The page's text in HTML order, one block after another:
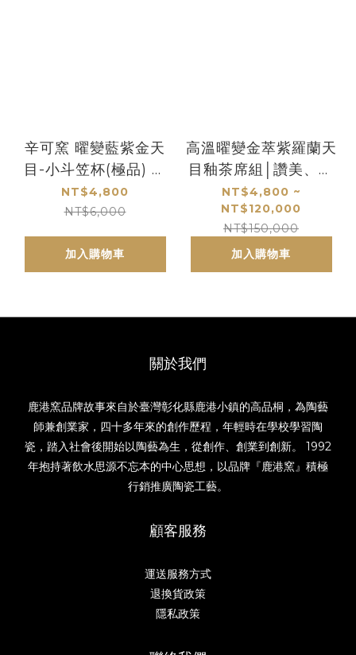
辛可窯 曜變藍紫金天
目-小斗笠杯(極品) 原
廠把關出貨 品質保證
最新作品(數量不多)
NT$4,800
NT$6,000
加入購物車
高溫曜變金萃紫羅蘭天
目釉茶席組│讚美、感
謝、祝福禮物│手作
NT$4,800 ~
NT$120,000
NT$150,000
加入購物車
關於我們
鹿港窯品牌故事來自於臺灣彰化縣鹿港小鎮的高品桐，為陶藝
師兼創業家，四十多年來的創作歷程，年輕時在學校學習陶
瓷，踏入社會後開始以陶藝為生，從創作、創業到創新。 1992
年抱持著飲水思源不忘本的中心思想，以品牌『鹿港窯』積極
行銷推廣陶瓷工藝。
顧客服務
運送服務方式
退換貨政策
隱私政策